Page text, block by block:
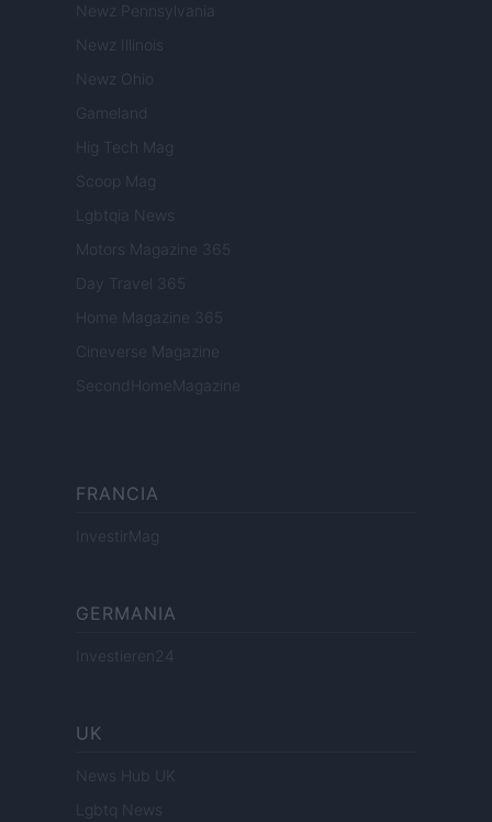
Newz Pennsylvania
Newz Illinois
Newz Ohio
Gameland
Hig Tech Mag
Scoop Mag
Lgbtqia News
Motors Magazine 365
Day Travel 365
Home Magazine 365
Cineverse Magazine
SecondHomeMagazine
FRANCIA
InvestirMag
GERMANIA
Investieren24
UK
News Hub UK
Lgbtq News